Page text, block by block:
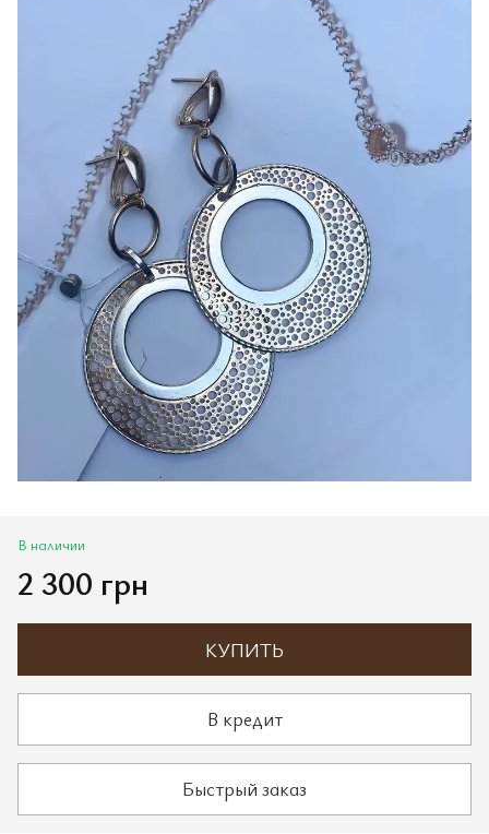
В наличии
2 300 грн
КУПИТЬ
В кредит
Быстрый заказ